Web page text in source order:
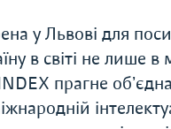
у Львові для
в світі не лише
прагне